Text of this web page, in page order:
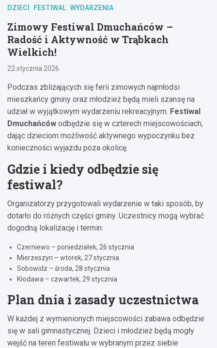
DZIECI FESTIWAL WYDARZENIA
Zimowy Festiwal Dmuchańców –
Radość i Aktywność w Trąbkach
Wielkich!
22 stycznia 2026
Podczas zbliżających się ferii zimowych najmłodsi
mieszkańcy gminy oraz młodzież będą mieli szansę na
udział w wyjątkowym wydarzeniu rekreacyjnym. Festiwal
Dmuchańców odbędzie się w czterech miejscowościach,
dając dzieciom możliwość aktywnego wypoczynku bez
konieczności wyjazdu poza okolicę.
Gdzie i kiedy odbędzie się
festiwal?
Organizatorzy przygotowali wydarzenie w taki sposób, by
dotarło do różnych części gminy. Uczestnicy mogą wybrać
dogodną lokalizację i termin:
Czerniewo – poniedziałek, 26 stycznia
Mierzeszyn – wtorek, 27 stycznia
Sobowidz – środa, 28 stycznia
Kłodawa – czwartek, 29 stycznia
Plan dnia i zasady uczestnictwa
W każdej z wymienionych miejscowości zabawa odbędzie
się w sali gimnastycznej. Dzieci i młodzież będą mogły
wejść na teren festiwalu w wybranym przez siebie